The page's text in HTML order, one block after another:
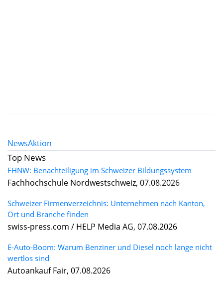
NewsAktion
Top News
FHNW: Benachteiligung im Schweizer Bildungssystem
Fachhochschule Nordwestschweiz, 07.08.2026
Schweizer Firmenverzeichnis: Unternehmen nach Kanton,
Ort und Branche finden
swiss-press.com / HELP Media AG, 07.08.2026
E-Auto-Boom: Warum Benziner und Diesel noch lange nicht
wertlos sind
Autoankauf Fair, 07.08.2026